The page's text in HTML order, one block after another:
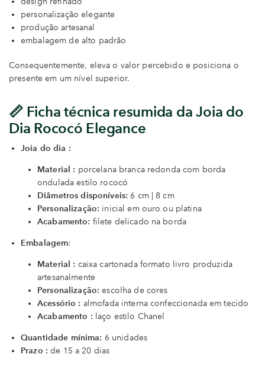
personalização elegante
produção artesanal
embalagem de alto padrão
Consequentemente, eleva o valor percebido e posiciona o
presente em um nível superior.
📏 Ficha técnica resumida da Joia do
Dia Rococó Elegance
Joia do dia :
Material : porcelana branca redonda com borda
ondulada estilo rococó
Diâmetros disponíveis: 6 cm | 8 cm
Personalização: inicial em ouro ou platina
Acabamento: filete delicado na borda
Embalagem:
Material : caixa cartonada formato livro produzida
artesanalmente
Personalização: escolha de cores
Acessório : almofada interna confeccionada em tecido
Acabamento : laço estilo Chanel
Quantidade mínima: 6 unidades
Prazo : de 15 a 20 dias